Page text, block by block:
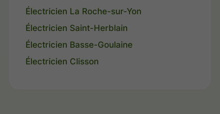
Électricien La Roche-sur-Yon
Électricien Saint-Herblain
Électricien Basse-Goulaine
Électricien Clisson